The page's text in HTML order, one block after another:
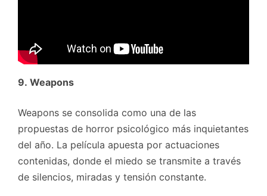
9. Weapons
Weapons se consolida como una de las
propuestas de horror psicológico más inquietantes
del año. La película apuesta por actuaciones
contenidas, donde el miedo se transmite a través
de silencios, miradas y tensión constante.